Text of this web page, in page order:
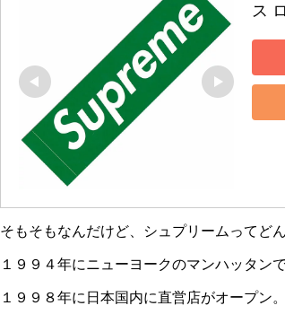
ス
そもそもなんだけど、シュプリームってど
１９９４年にニューヨークのマンハッタン
１９９８年に日本国内に直営店がオープン。